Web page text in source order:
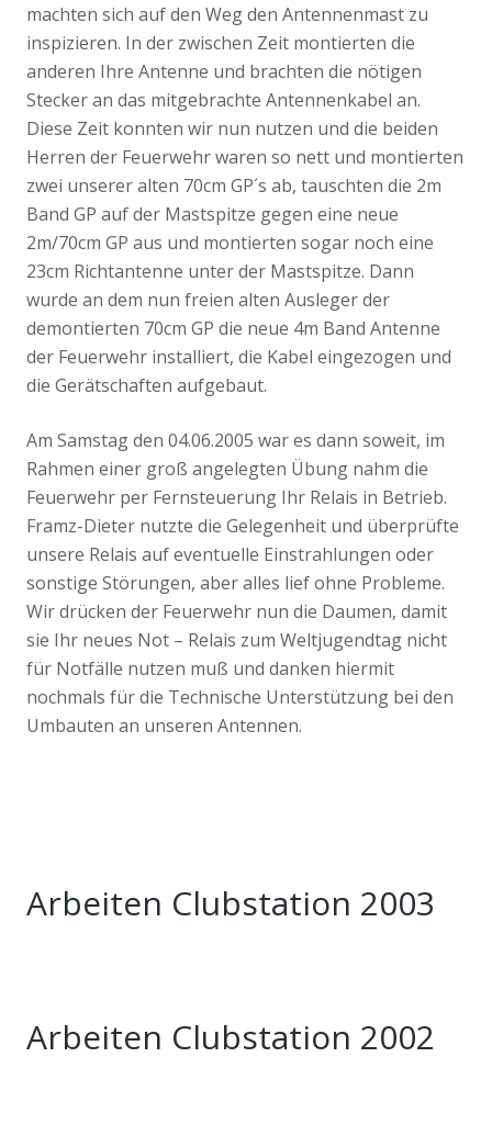
machten sich auf den Weg den Antennenmast zu
inspizieren. In der zwischen Zeit montierten die
anderen Ihre Antenne und brachten die nötigen
Stecker an das mitgebrachte Antennenkabel an.
Diese Zeit konnten wir nun nutzen und die beiden
Herren der Feuerwehr waren so nett und montierten
zwei unserer alten 70cm GP´s ab, tauschten die 2m
Band GP auf der Mastspitze gegen eine neue
2m/70cm GP aus und montierten sogar noch eine
23cm Richtantenne unter der Mastspitze. Dann
wurde an dem nun freien alten Ausleger der
demontierten 70cm GP die neue 4m Band Antenne
der Feuerwehr installiert, die Kabel eingezogen und
die Gerätschaften aufgebaut.
Am Samstag den 04.06.2005 war es dann soweit, im
Rahmen einer groß angelegten Übung nahm die
Feuerwehr per Fernsteuerung Ihr Relais in Betrieb.
Framz-Dieter nutzte die Gelegenheit und überprüfte
unsere Relais auf eventuelle Einstrahlungen oder
sonstige Störungen, aber alles lief ohne Probleme.
Wir drücken der Feuerwehr nun die Daumen, damit
sie Ihr neues Not – Relais zum Weltjugendtag nicht
für Notfälle nutzen muß und danken hiermit
nochmals für die Technische Unterstützung bei den
Umbauten an unseren Antennen.
Arbeiten Clubstation 2003
Arbeiten Clubstation 2002